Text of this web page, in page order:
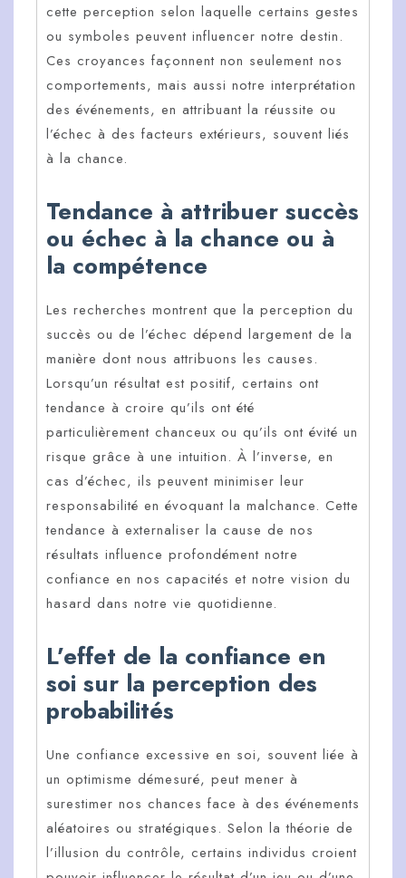
cette perception selon laquelle certains gestes
ou symboles peuvent influencer notre destin.
Ces croyances façonnent non seulement nos
comportements, mais aussi notre interprétation
des événements, en attribuant la réussite ou
l’échec à des facteurs extérieurs, souvent liés
à la chance.
Tendance à attribuer succès
ou échec à la chance ou à
la compétence
Les recherches montrent que la perception du
succès ou de l’échec dépend largement de la
manière dont nous attribuons les causes.
Lorsqu’un résultat est positif, certains ont
tendance à croire qu’ils ont été
particulièrement chanceux ou qu’ils ont évité un
risque grâce à une intuition. À l’inverse, en
cas d’échec, ils peuvent minimiser leur
responsabilité en évoquant la malchance. Cette
tendance à externaliser la cause de nos
résultats influence profondément notre
confiance en nos capacités et notre vision du
hasard dans notre vie quotidienne.
L’effet de la confiance en
soi sur la perception des
probabilités
Une confiance excessive en soi, souvent liée à
un optimisme démesuré, peut mener à
surestimer nos chances face à des événements
aléatoires ou stratégiques. Selon la théorie de
l’illusion du contrôle, certains individus croient